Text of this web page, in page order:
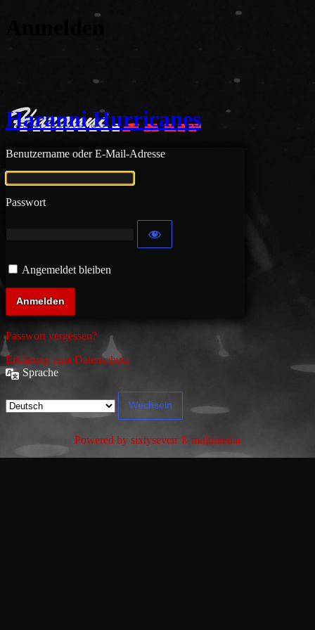
Haranni Hurricanes
Benutzername oder E-Mail-Adresse
Passwort
Angemeldet bleiben
Passwort vergessen?
Erklärung zum Datenschutz
Sprache
Powered by sixtyseven ® multimedia